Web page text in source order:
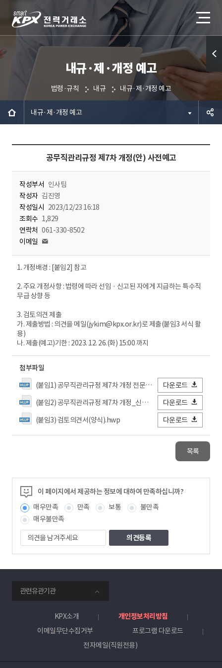
내규·제·개정 예고
법령·규칙 내규 내규·제·개정 예고
내규·제·개정 예고
공무직관리규정 제7차 개정(안) 사전예고
작성부서 인사팀
작성자 김진영
작성일시 2023/12/23 16:18
조회수 1,829
연락처 061-330-8502
이메일
1. 개정배경 : [붙임2] 참고
2. 주요 개정사항 : 법령에 따라 선임 · 신고된 자에게 지급하는 특수직
무급 상향 등
3. 검토의견 제출
가. 제출방법 : 의견을 메일(jykim@kpx.or.kr)로 제출(붙임3 서식 활
용)
나. 제출(예고)기한 : 2023. 12. 26.(화) 15:00 까지
첨부파일
(붙임1) 공무직관리규정 제7차 개정 전문.hwp
다운로드
(붙임2) 공무직관리규정 제7차 개정_신구조문대비표.hwp
다운로드
(붙임3) 검토의견서(양식).hwp
다운로드
목록
이 페이지에서 제공하는 정보에 대하여 만족하십니까?
매우만족
만족 보통
불만족
매우불만족
의
견
을
겨
주
세
요
관련유관기관
KPX소개
개인정보처리방침
이메일무단수집거부
프로그램 다운로드
전자메일(직원전용)
퀵메